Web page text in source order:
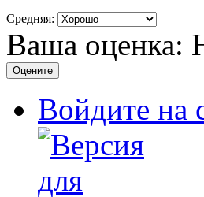
Средняя:
Ваша оценка:
Войдите на